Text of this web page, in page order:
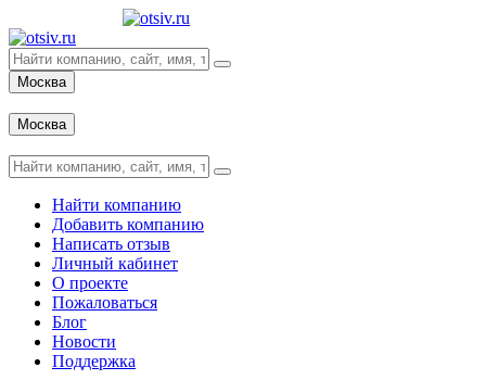
Москва
Москва
Найти компанию
Добавить компанию
Написать отзыв
Личный кабинет
О проекте
Пожаловаться
Блог
Новости
Поддержка